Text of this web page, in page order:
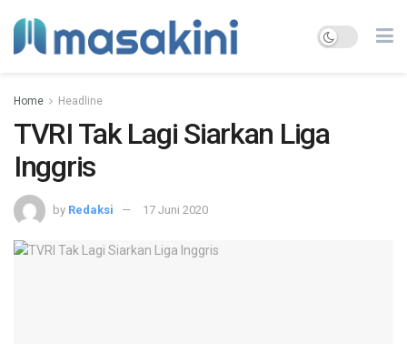
Home Headline
TVRI Tak Lagi Siarkan Liga
Inggris
by Redaksi 17 Juni 2020